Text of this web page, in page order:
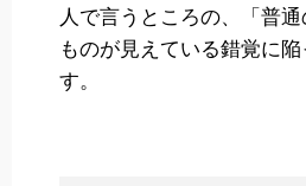
人で言うところの、「普
ものが見えている錯覚に
す。